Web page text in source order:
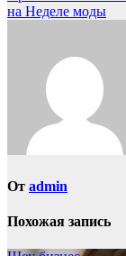
записям
на Неделе моды
От admin
Похожая запись